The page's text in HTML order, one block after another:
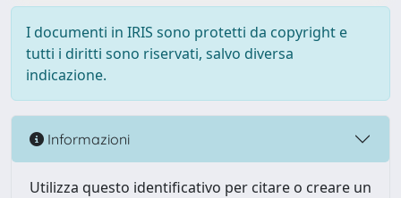
I documenti in IRIS sono protetti da copyright e
tutti i diritti sono riservati, salvo diversa
indicazione.
Informazioni
Utilizza questo identificativo per citare o creare un